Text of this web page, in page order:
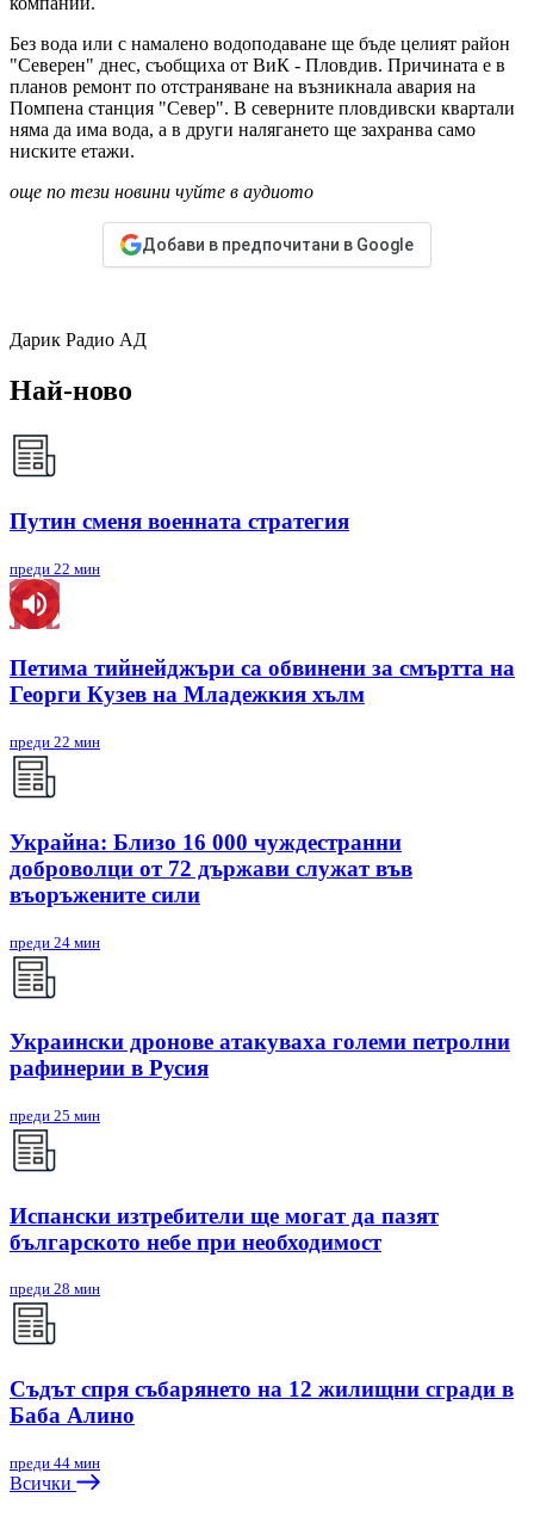
Без вода или с намалено водоподаване ще бъде целият район
"Северен" днес, съобщиха от ВиК - Пловдив. Причината е в
планов ремонт по отстраняване на възникнала авария на
Помпена станция "Север". В северните пловдивски квартали
няма да има вода, а в други налягането ще захранва само
ниските етажи.
още по тези новини чуйте в аудиото
Добави в предпочитани в Google
Дарик Радио АД
Най-ново
Путин сменя военната стратегия
преди 22 мин
Петима тийнейджъри са обвинени за смъртта на
Георги Кузев на Младежкия хълм
преди 22 мин
Украйна: Близо 16 000 чуждестранни
доброволци от 72 държави служат във
въоръжените сили
преди 24 мин
Украински дронове атакуваха големи петролни
рафинерии в Русия
преди 25 мин
Испански изтребители ще могат да пазят
българското небе при необходимост
преди 28 мин
Съдът спря събарянето на 12 жилищни сгради в
Баба Алино
преди 44 мин
Всички